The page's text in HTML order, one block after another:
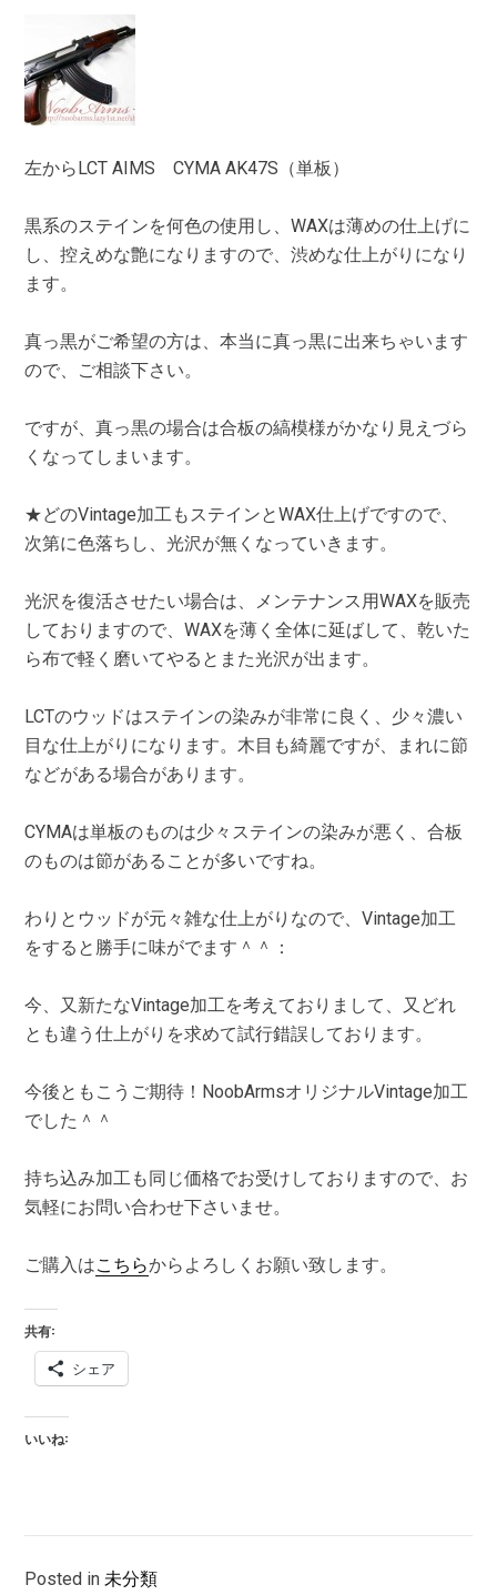
左からLCT AIMS CYMA AK47S（単板）
黒系のステインを何色の使用し、WAXは薄めの仕上げに
し、控えめな艶になりますので、渋めな仕上がりになり
ます。
真っ黒がご希望の方は、本当に真っ黒に出来ちゃいます
ので、ご相談下さい。
ですが、真っ黒の場合は合板の縞模様がかなり見えづら
くなってしまいます。
★どのVintage加工もステインとWAX仕上げですので、
次第に色落ちし、光沢が無くなっていきます。
光沢を復活させたい場合は、メンテナンス用WAXを販売
しておりますので、WAXを薄く全体に延ばして、乾いた
ら布で軽く磨いてやるとまた光沢が出ます。
LCTのウッドはステインの染みが非常に良く、少々濃い
目な仕上がりになります。木目も綺麗ですが、まれに節
などがある場合があります。
CYMAは単板のものは少々ステインの染みが悪く、合板
のものは節があることが多いですね。
わりとウッドが元々雑な仕上がりなので、Vintage加工
をすると勝手に味がでます＾＾：
今、又新たなVintage加工を考えておりまして、又どれ
とも違う仕上がりを求めて試行錯誤しております。
今後ともこうご期待！NoobArmsオリジナルVintage加工
でした＾＾
持ち込み加工も同じ価格でお受けしておりますので、お
気軽にお問い合わせ下さいませ。
ご購入はこちらからよろしくお願い致します。
共有:
シェア
いいね:
Posted in 未分類